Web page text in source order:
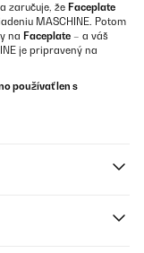
zaručuje, že Faceplate
MASCHINE. Potom
na Faceplate – a váš
je pripravený na
používať len s